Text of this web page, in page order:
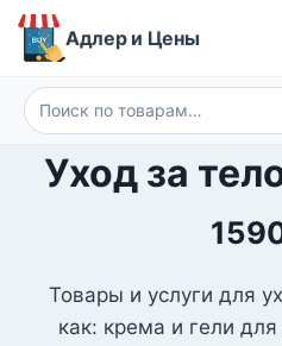
Перейти
Адлер и Цены
Искать:
Уход за
Товары и услуги для
как: крема и гели